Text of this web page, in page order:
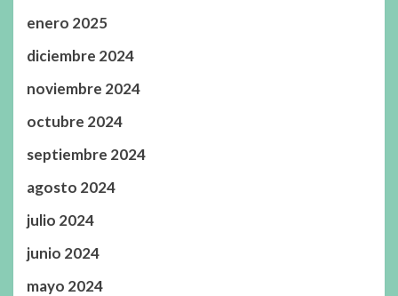
enero 2025
diciembre 2024
noviembre 2024
octubre 2024
septiembre 2024
agosto 2024
julio 2024
junio 2024
mayo 2024